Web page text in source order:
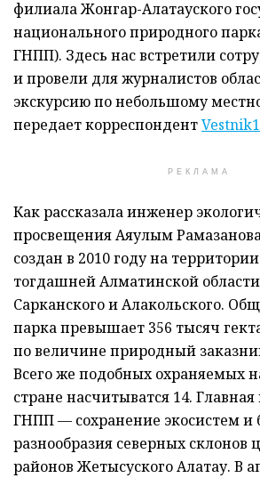
филиала Жонгар-Алатауского
национального природного
ГНПП). Здесь нас встретили
и провели для журналистов
экскурсию по небольшому
передает корреспондент
РЕКЛАМА
Как рассказала инженер
просвещения Аяулым
создан в 2010 году на
тогдашней Алматинской
Сарканского и Алакольского.
парка превышает 356 тысяч
по величине природный
Всего же подобных охраняемых
стране насчитыватся 14.
ГНПП — сохранение экосистем и
разнообразия северных склонов
районов Жетысуского Алатау. В